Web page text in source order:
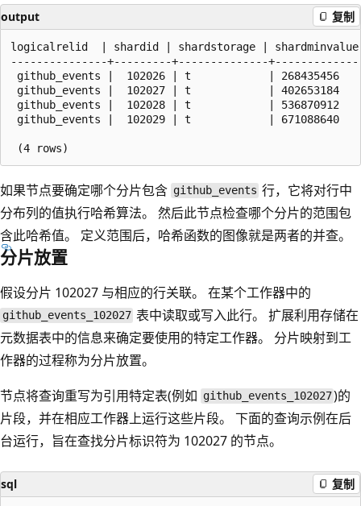
output 复制
logicalrelid  | shardid | shardstorage | shardminvalue
---------------+---------+--------------
github_events |  102026 | t            | 268435456
github_events |  102027 | t            | 402653184
github_events |  102028 | t            | 536870912
github_events |  102029 | t            | 671088640
如果节点要确定哪个分片包含 github_events 行，它将对行中
分布列的值执行哈希算法。 然后此节点检查哪个分片的范围包
含此哈希值。 定义范围后，哈希函数的图像就是两者的并查。
分片放置
假设分片 102027 与相应的行关联。 在某个工作器中的
github_events_102027 表中读取或写入此行。 扩展利用存储在
元数据表中的信息来确定要使用的特定工作器。 分片映射到工
作器的过程称为分片放置。
节点将查询重写为引用特定表(例如 github_events_102027)的
片段，并在相应工作器上运行这些片段。 下面的查询示例在后
台运行，旨在查找分片标识符为 102027 的节点。
sql 复制